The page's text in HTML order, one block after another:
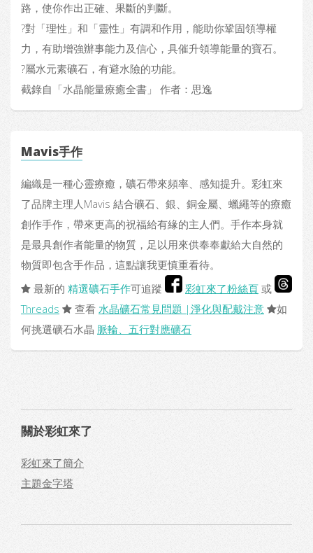
路，使你作出正確、果斷的判斷。
?對「理性」和「靈性」有調和作用，能助你鞏固領導權
力，有助增強辦事能力及信心，具催升領導能量的寶石。
?屬水元素礦石，有避水險的功能。
截錄自「水晶能量療癒全書」 作者：思逸
Mavis手作
編織是一種心靈療癒，礦石帶來頻率、感知提升。彩虹來
了品牌主理人Mavis 結合礦石、銀、銅金屬、蠟繩等的療癒
創作手作，帶來更高的祝福給有緣的主人們。手作本身就
是最具創作者能量的物質，足以用來供奉奉獻給大自然的
物質即包含手作品，這點讓我更慎重看待。
最新的 精選礦石手作可追蹤 彩虹來了粉絲頁 或
Threads
查看 水晶礦石常見問題 |淨化與配戴注意
如
何挑選礦石水晶 脈輪、五行對應礦石
關於彩虹來了
彩虹來了簡介
主題金字塔